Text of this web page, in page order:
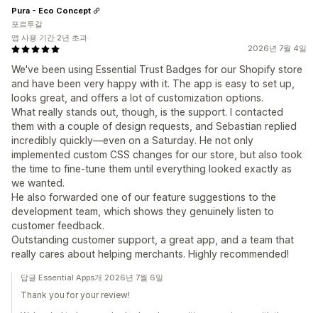
2026년 7월 4일
We've been using Essential Trust Badges for our Shopify store
and have been very happy with it. The app is easy to set up,
looks great, and offers a lot of customization options.
What really stands out, though, is the support. I contacted
them with a couple of design requests, and Sebastian replied
incredibly quickly—even on a Saturday. He not only
implemented custom CSS changes for our store, but also took
the time to fine-tune them until everything looked exactly as
we wanted.
He also forwarded one of our feature suggestions to the
development team, which shows they genuinely listen to
customer feedback.
Outstanding customer support, a great app, and a team that
really cares about helping merchants. Highly recommended!
Pura - Eco Concept
포르투갈
앱 사용 기간 2년 초과
답글 Essential Apps개 2026년 7월 6일
Thank you for your review!